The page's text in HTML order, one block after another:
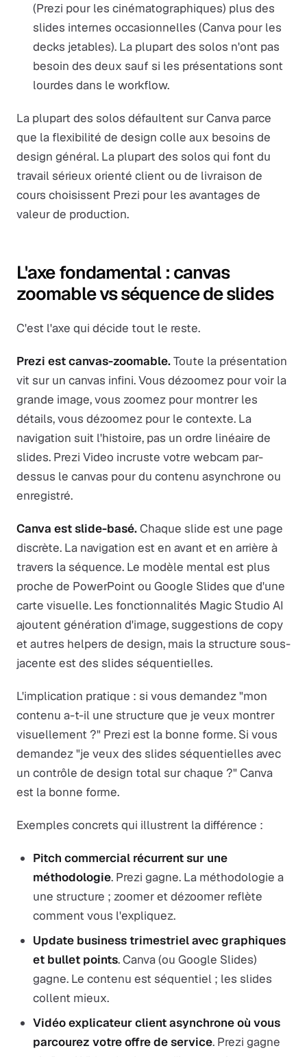
(Prezi pour les cinématographiques) plus des
slides internes occasionnelles (Canva pour les
decks jetables). La plupart des solos n'ont pas
besoin des deux sauf si les présentations sont
lourdes dans le workflow.
La plupart des solos défaultent sur Canva parce
que la flexibilité de design colle aux besoins de
design général. La plupart des solos qui font du
travail sérieux orienté client ou de livraison de
cours choisissent Prezi pour les avantages de
valeur de production.
L'axe fondamental : canvas
zoomable vs séquence de slides
C'est l'axe qui décide tout le reste.
Prezi est canvas-zoomable.Toute la présentation
vit sur un canvas infini. Vous dézoomez pour voir la
grande image, vous zoomez pour montrer les
détails, vous dézoomez pour le contexte. La
navigation suit l'histoire, pas un ordre linéaire de
slides. Prezi Video incruste votre webcam par-
dessus le canvas pour du contenu asynchrone ou
enregistré.
Canva est slide-basé.Chaque slide est une page
discrète. La navigation est en avant et en arrière à
travers la séquence. Le modèle mental est plus
proche de PowerPoint ou Google Slides que d'une
carte visuelle. Les fonctionnalités Magic Studio AI
ajoutent génération d'image, suggestions de copy
et autres helpers de design, mais la structure sous-
jacente est des slides séquentielles.
L'implication pratique : si vous demandez "mon
contenu a-t-il une structure que je veux montrer
visuellement ?" Prezi est la bonne forme. Si vous
demandez "je veux des slides séquentielles avec
un contrôle de design total sur chaque ?" Canva
est la bonne forme.
Exemples concrets qui illustrent la différence :
Pitch commercial récurrent sur une
méthodologie. Prezi gagne. La méthodologie a
une structure ; zoomer et dézoomer reflète
comment vous l'expliquez.
Update business trimestriel avec graphiques
et bullet points. Canva (ou Google Slides)
gagne. Le contenu est séquentiel ; les slides
collent mieux.
Vidéo explicateur client asynchrone où vous
parcourez votre offre de service. Prezi gagne